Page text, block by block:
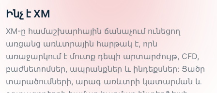
Ինչ է XM
XM-ը համաշխարհային ճանաչում ունեցող
առցանց առևտրային հարթակ է, որն
առաջարկում է մուտք դեպի արտարժույթ, CFD,
բաժնետոմսեր, ապրանքներ և ինդեքսներ: Ցածր
տարածումների, արագ առևտրի կատարման և